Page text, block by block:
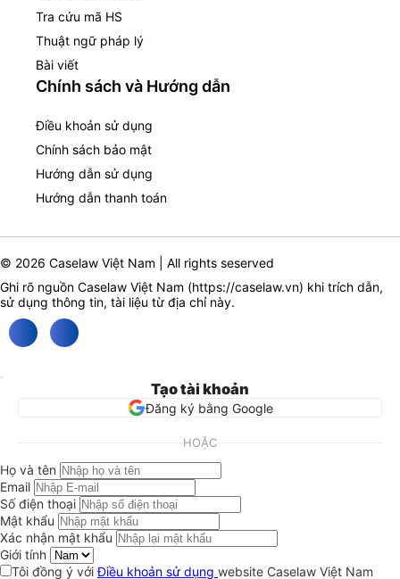
Tra cứu mã HS
Thuật ngữ pháp lý
Bài viết
Chính sách và Hướng dẫn
Điều khoản sử dụng
Chính sách bảo mật
Hướng dẫn sử dụng
Hướng dẫn thanh toán
© 2026 Caselaw Việt Nam | All rights seserved
Ghi rõ nguồn Caselaw Việt Nam (https://caselaw.vn) khi trích dẫn,
sử dụng thông tin, tài liệu từ địa chỉ này.
Tạo tài khoản
Đăng ký bằng Google
HOẶC
Họ và tên
Email
Số điện thoại
Mật khẩu
Xác nhận mật khẩu
Giới tính
Tôi đồng ý vớiĐiều khoản sử dụng website Caselaw Việt Nam